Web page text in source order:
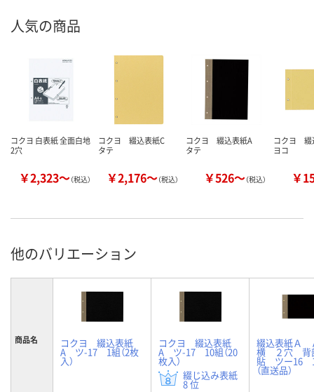
人気の商品
コクヨ 白表紙 全面白地
2穴
￥2,323～（税込）
コクヨ 綴込表紙C
タテ
￥2,176～（税込）
コクヨ 綴込表紙A
タテ
￥526～（税込）
コクヨ
ヨコ
￥
他のバリエーション
商品名 コクヨ 綴込表紙
A ツ-17 1組（2枚
入）
コクヨ 綴込表紙
A ツ-17 10組（20
枚入）
綴じ込み表紙
8 位
綴込表紙Ａ
横 ２穴 背
貼 ツー16
（直送品）